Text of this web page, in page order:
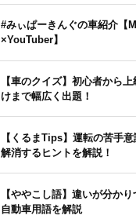
#みぃぱーきんぐの車紹介【
×YouTuber】
【車のクイズ】初心者から上
けまで幅広く出題！
【くるまTips】運転の苦手
解消するヒントを解説！
【ややこし語】違いが分か
自動車用語を解説